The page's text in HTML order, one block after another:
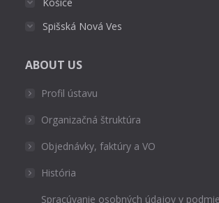
Spišská Nová Ves
ABOUT US
Profil ústavu
Organizačná štruktúra
Objednávky, faktúry a VO
História
Spracúvanie osobných údajov v